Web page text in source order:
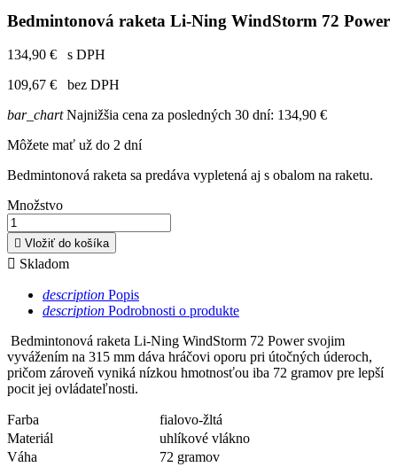
Bedmintonová raketa Li-Ning WindStorm 72 Power
134,90 €
s DPH
109,67 €
bez DPH
bar_chartNajnižšia cena za posledných 30 dní: 134,90 €
Môžete mať už do 2 dní
Bedmintonová raketa sa predáva vypletená aj s obalom na raketu.
Množstvo
 Vložiť do košíka
 Skladom
description Popis
description Podrobnosti o produkte
Bedmintonová raketa Li-Ning WindStorm 72 Power svojim
vyvážením na 315 mm dáva hráčovi oporu pri útočných úderoch,
pričom zároveň vyniká nízkou hmotnosťou iba 72 gramov pre lepší
pocit jej ovládateľnosti.
Farba
fialovo-žltá
Materiál
uhlíkové vlákno
Váha
72 gramov